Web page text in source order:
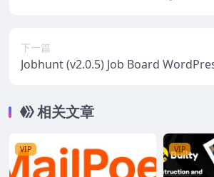
下一篇
Jobhunt (v2.0.5) Job Board
相关文章
VIP VIP